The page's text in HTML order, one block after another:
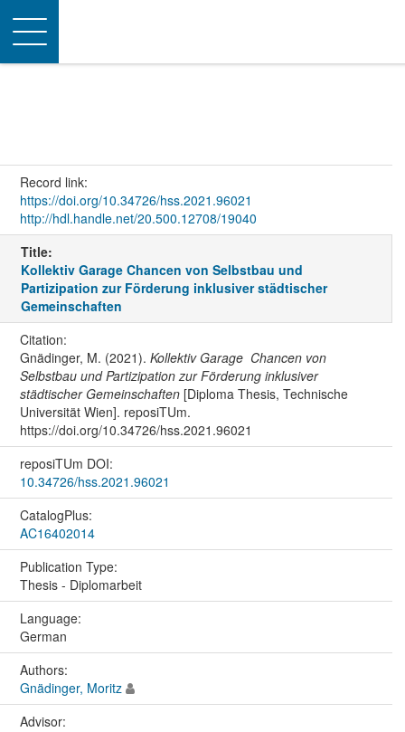
Toggle
navigation
Record link:
https://doi.org/10.34726/hss.2021.96021
http://hdl.handle.net/20.500.12708/19040
Title:
Kollektiv Garage Chancen von Selbstbau und
Partizipation zur Förderung inklusiver städtischer
Gemeinschaften
Citation:
Gnädinger, M. (2021). Kollektiv Garage Chancen von
Selbstbau und Partizipation zur Förderung inklusiver
städtischer Gemeinschaften[Diploma Thesis, Technische
Universität Wien]. reposiTUm.
https://doi.org/10.34726/hss.2021.96021
reposiTUm DOI:
10.34726/hss.2021.96021
CatalogPlus:
AC16402014
Publication Type:
Thesis - Diplomarbeit
Language:
German
Authors:
Gnädinger, Moritz
Advisor: